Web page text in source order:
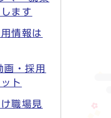
ます
情報は
画・採用
ト
職場見